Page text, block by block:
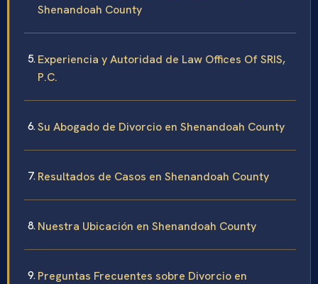
Shenandoah County
Experiencia y Autoridad de Law Offices Of SRIS,
P.C.
Su Abogado de Divorcio en Shenandoah County
Resultados de Casos en Shenandoah County
Nuestra Ubicación en Shenandoah County
Preguntas Frecuentes sobre Divorcio en